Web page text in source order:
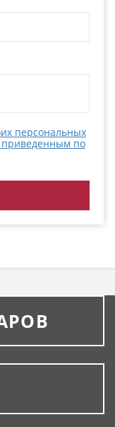
персональных
приведенным по